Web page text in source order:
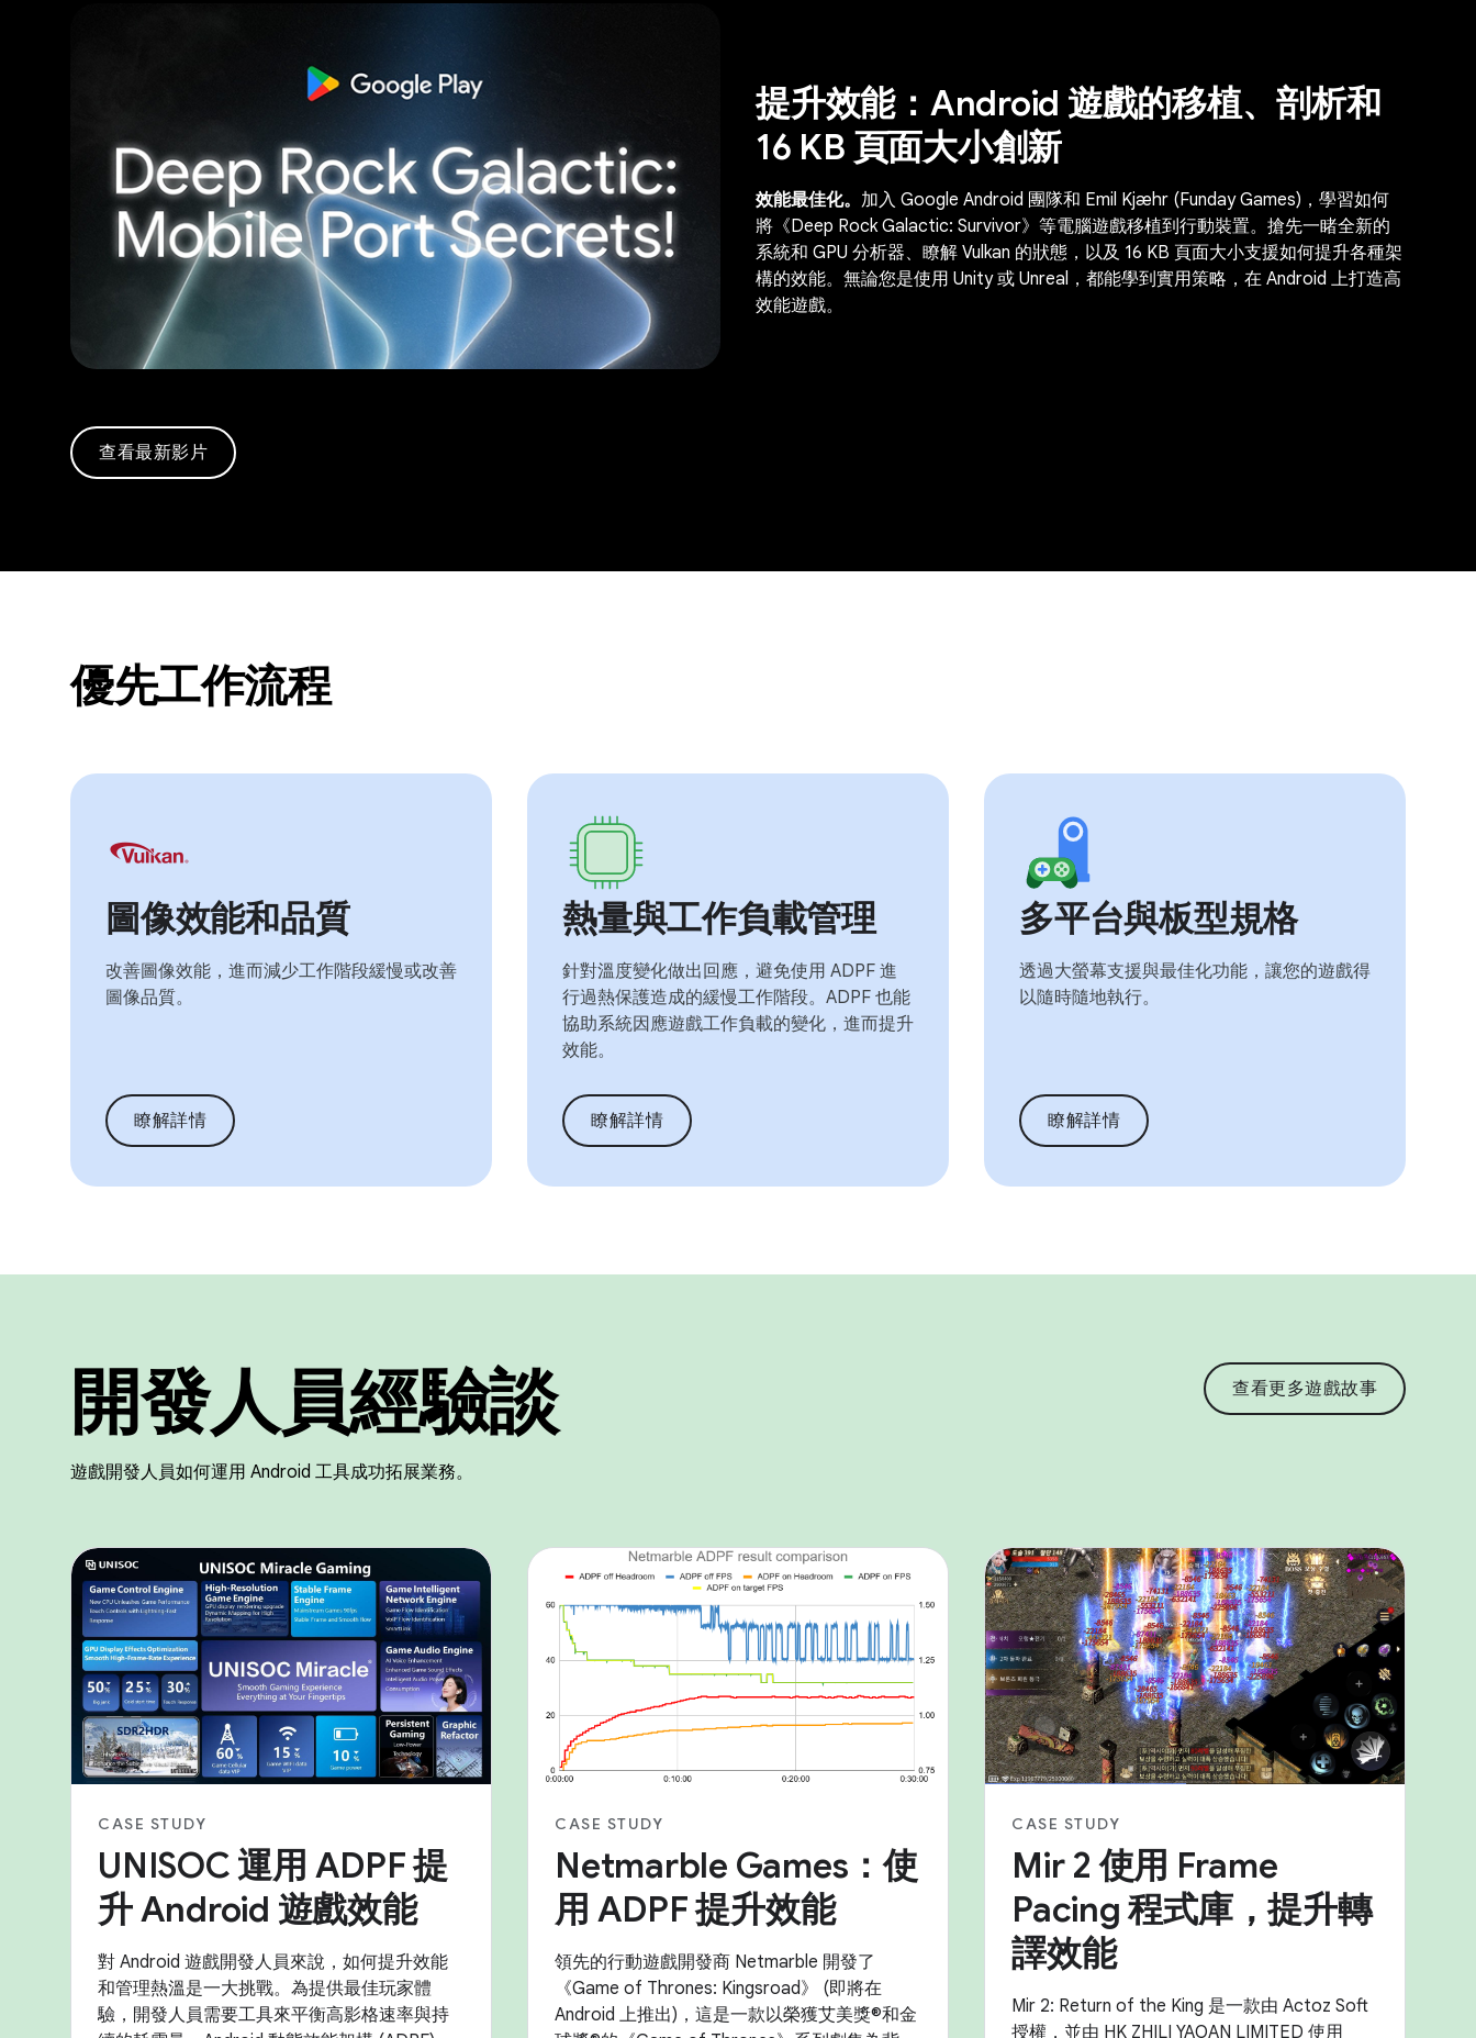
提升效能：Android 遊戲的移植、剖析和
16 KB 頁面大小創新
效能最佳化。 加入 Google Android 團隊和 Emil Kjæhr (Funday Games)，學習如何
將《Deep Rock Galactic: Survivor》等電腦遊戲移植到行動裝置。搶先一睹全新的
系統和 GPU 分析器、瞭解 Vulkan 的狀態，以及 16 KB 頁面大小支援如何提升各種架
構的效能。無論您是使用 Unity 或 Unreal，都能學到實用策略，在 Android 上打造高
效能遊戲。
查看最新影片
優先工作流程
圖像效能和品質
改善圖像效能，進而減少工作階段緩慢或改善
圖像品質。
瞭解詳情
熱量與工作負載管理
針對溫度變化做出回應，避免使用 ADPF 進
行過熱保護造成的緩慢工作階段。ADPF 也能
協助系統因應遊戲工作負載的變化，進而提升
效能。
瞭解詳情
多平台與板型規格
透過大螢幕支援與最佳化功能，讓您的遊戲得
以隨時隨地執行。
瞭解詳情
開發人員經驗談
遊戲開發人員如何運用 Android 工具成功拓展業務。
查看更多遊戲故事
CASE STUDY
UNISOC 運用 ADPF 提
升 Android 遊戲效能
對 Android 遊戲開發人員來說，如何提升效能
和管理熱溫是一大挑戰。為提供最佳玩家體
驗，開發人員需要工具來平衡高影格速率與持
CASE STUDY
Netmarble Games：使
用 ADPF 提升效能
領先的行動遊戲開發商 Netmarble 開發了
《Game of Thrones: Kingsroad》 (即將在
Android 上推出)，這是一款以榮獲艾美獎®和金
CASE STUDY
Mir 2 使用 Frame
Pacing 程式庫，提升轉
譯效能
Mir 2: Return of the King 是一款由 Actoz Soft
授權，並由 HK ZHILI YAOAN LIMITED 使用